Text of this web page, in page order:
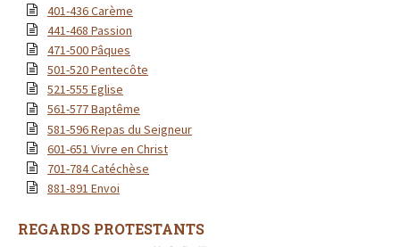
401-436 Carème
441-468 Passion
471-500 Pâques
501-520 Pentecôte
521-555 Eglise
561-577 Baptême
581-596 Repas du Seigneur
601-651 Vivre en Christ
701-784 Catéchèse
881-891 Envoi
REGARDS PROTESTANTS